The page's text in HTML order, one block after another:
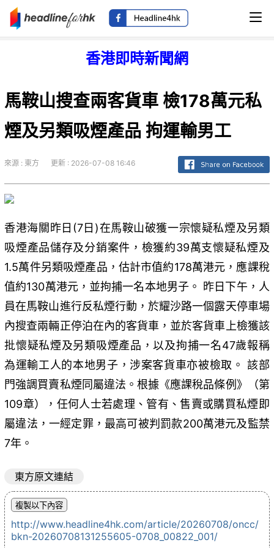
香港即時新聞網
馬鞍山搜查兩客貨車 檢178萬元私
煙及另類吸煙產品 拘運輸男工
來源 : 東方 更新 : 2026-07-08 16:46
香港海關昨日(7日)在馬鞍山破獲一宗懷疑私煙及另類
吸煙產品儲存及分銷案件，檢獲約39萬支懷疑私煙及
1.5萬件另類吸煙產品，估計市值約178萬港元，應課稅
值約130萬港元，並拘捕一名本地男子。 昨日下午，人
員在馬鞍山進行反私煙行動，於耀沙路一個露天停車場
內搜查兩輛正停泊在內的客貨車，並於客貨車上檢獲該
批懷疑私煙及另類吸煙產品，以及拘捕一名47歲報稱
為運輸工人的本地男子，涉案客貨車亦被檢取。 該部
門強調買賣私煙同屬違法。根據《應課稅品條例》（第
109章），任何人士若處理、管有、售賣或購買私煙即
屬違法，一經定罪，最高可被判罰款200萬港元及監禁
7年。
東方原文連結
http://www.headline4hk.com/article/20260708/oncc/
bkn-20260708131255605-0708_00822_001/